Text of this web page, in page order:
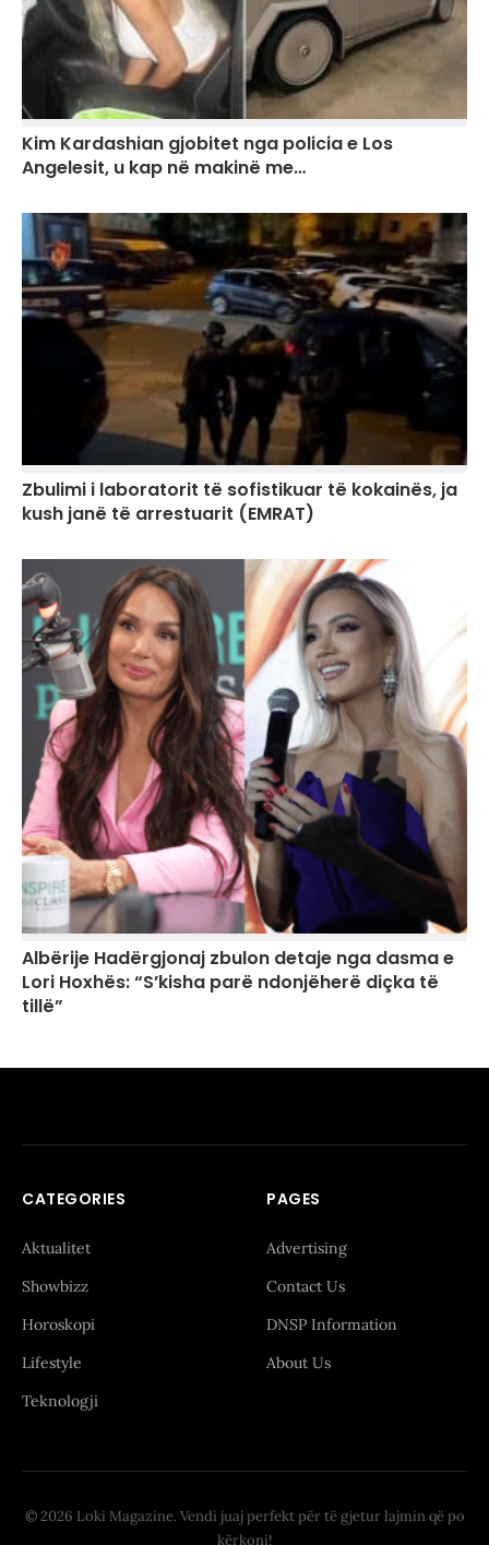
Kim Kardashian gjobitet nga policia e Los
Angelesit, u kap në makinë me…
Zbulimi i laboratorit të sofistikuar të kokainës, ja
kush janë të arrestuarit (EMRAT)
Albërije Hadërgjonaj zbulon detaje nga dasma e
Lori Hoxhës: “S’kisha parë ndonjëherë diçka të
tillë”
CATEGORIES
Aktualitet
Showbizz
Horoskopi
Lifestyle
Teknologji
PAGES
Advertising
Contact Us
DNSP Information
About Us
© 2026 Loki Magazine. Vendi juaj perfekt për të gjetur lajmin që po
kërkoni!